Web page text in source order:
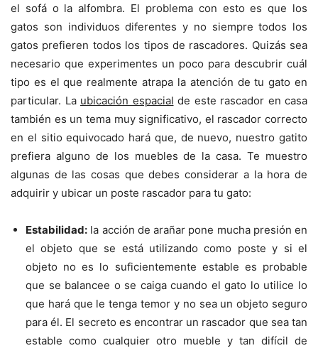
el sofá o la alfombra. El problema con esto es que los
gatos son individuos diferentes y no siempre todos los
gatos prefieren todos los tipos de rascadores. Quizás sea
necesario que experimentes un poco para descubrir cuál
tipo es el que realmente atrapa la atención de tu gato en
particular. La ubicación espacial de este rascador en casa
también es un tema muy significativo, el rascador correcto
en el sitio equivocado hará que, de nuevo, nuestro gatito
prefiera alguno de los muebles de la casa. Te muestro
algunas de las cosas que debes considerar a la hora de
adquirir y ubicar un poste rascador para tu gato:
Estabilidad: la acción de arañar pone mucha presión en
el objeto que se está utilizando como poste y si el
objeto no es lo suficientemente estable es probable
que se balancee o se caiga cuando el gato lo utilice lo
que hará que le tenga temor y no sea un objeto seguro
para él. El secreto es encontrar un rascador que sea tan
estable como cualquier otro mueble y tan difícil de